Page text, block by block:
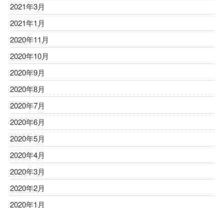
2021年3月
2021年1月
2020年11月
2020年10月
2020年9月
2020年8月
2020年7月
2020年6月
2020年5月
2020年4月
2020年3月
2020年2月
2020年1月